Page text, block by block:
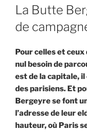
LE
La Butte
de
Pour celles et
nul besoin de
est de la capitale,
des parisiens. Et
Bergeyre se font
l’adresse de leur
hauteur, où Paris